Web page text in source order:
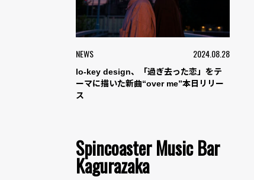
NEWS 2024.08.28
lo-key design、「過ぎ去った恋」をテ
ーマに描いた新曲“over me”本日リリー
ス
Spincoaster Music Bar
Kagurazaka